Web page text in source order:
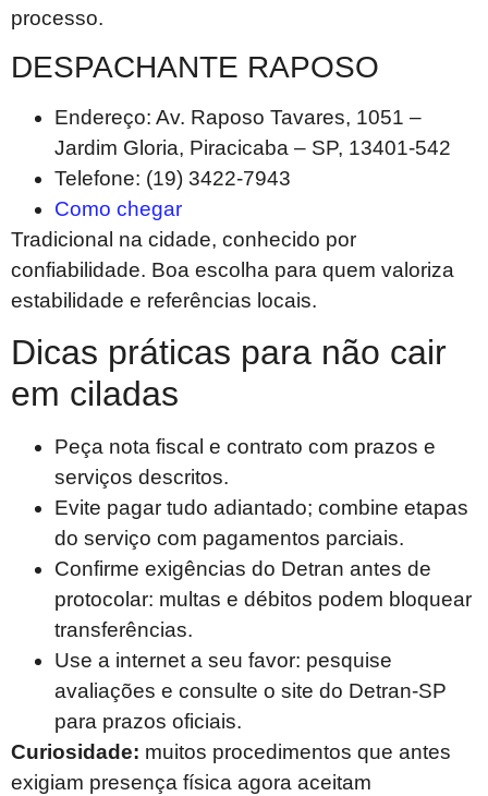
processo.
DESPACHANTE RAPOSO
Endereço: Av. Raposo Tavares, 1051 –
Jardim Gloria, Piracicaba – SP, 13401-542
Telefone: (19) 3422-7943
Como chegar
Tradicional na cidade, conhecido por
confiabilidade. Boa escolha para quem valoriza
estabilidade e referências locais.
Dicas práticas para não cair
em ciladas
Peça nota fiscal e contrato com prazos e
serviços descritos.
Evite pagar tudo adiantado; combine etapas
do serviço com pagamentos parciais.
Confirme exigências do Detran antes de
protocolar: multas e débitos podem bloquear
transferências.
Use a internet a seu favor: pesquise
avaliações e consulte o site do Detran-SP
para prazos oficiais.
Curiosidade: muitos procedimentos que antes
exigiam presença física agora aceitam